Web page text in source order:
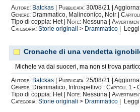
Autore: Batckas Pubblicata: 30/08/21 |
Genere: Drammatico, Malinconico, Noir |
Tipo di coppia: Het |
Note: Nessuna |
Categoria: Storie originali > Drammatico |
Cronache di una vendetta
Michele va dai suoceri, ma non si trova
Autore: Batckas Pubblicata: 25/08/21 |
Genere: Drammatico, Introspettivo | Capitoli: 1 -
Tipo di coppia: Het |
Note: Nessuna |
Categoria: Storie originali > Drammatico |